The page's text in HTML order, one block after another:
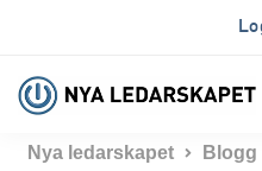
Nya ledarskapet Blogg